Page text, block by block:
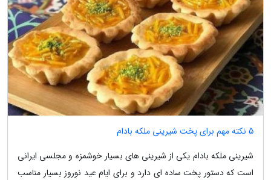
5 نکته مهم برای پخت شیرینی ملکه بادام
شیرینی ملکه بادام یکی از شیرینی های بسیار خوشمزه و مجلسی ایرانی
است که دستور پخت ساده ای دارد و برای ایام عید نوروز بسیار مناسب